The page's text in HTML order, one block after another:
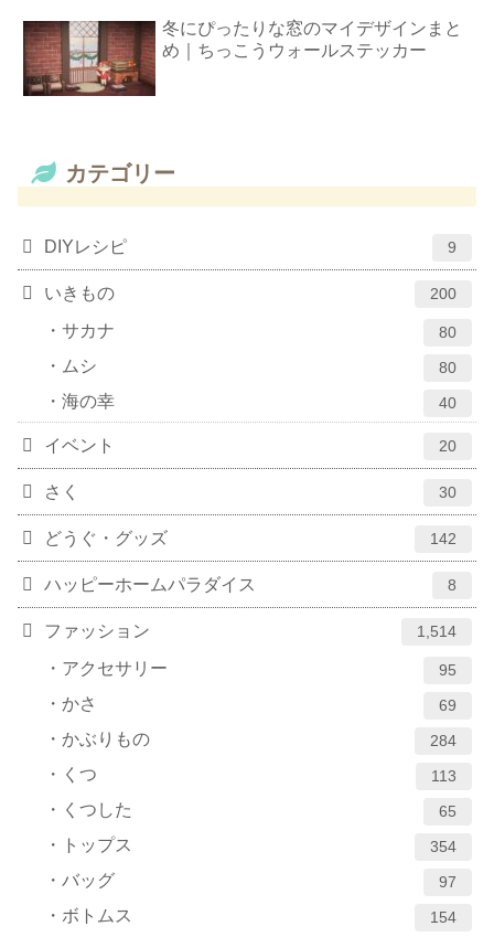
冬にぴったりな窓のマイデザインまと
め｜ちっこうウォールステッカー
カテゴリー
DIYレシピ 9
いきもの 200
サカナ 80
ムシ 80
海の幸 40
イベント 20
さく 30
どうぐ・グッズ 142
ハッピーホームパラダイス 8
ファッション 1,514
アクセサリー 95
かさ 69
かぶりもの 284
くつ 113
くつした 65
トップス 354
バッグ 97
ボトムス 154